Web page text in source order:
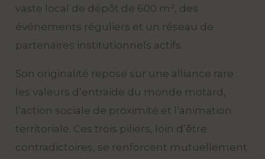
vaste local de dépôt de 600 m², des
événements réguliers et un réseau de
partenaires institutionnels actifs
Son originalité repose sur une alliance rare :
les valeurs d’entraide du monde motard,
l’action sociale de proximité et l’animation
territoriale. Ces trois piliers, loin d’être
contradictoires, se renforcent mutuellement